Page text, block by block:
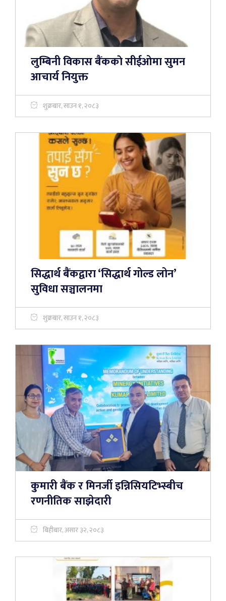
लुम्बिनी विकास बैंककाे सीईओमा सुमन
आचार्य नियुक्त
शुक्रबार, साउन १, २०८३
सिद्धार्थ बैंकद्वारा ‘सिद्धार्थ गोल्ड लोन’
सुविधा सञ्चालनमा
शुक्रबार, साउन १, २०८३
कुमारी बैंक र मिनर्जी इन्निसियटिभ्स्बीच
रणनीतिक साझेदारी
बिहीबार, असार ३२, २०८३